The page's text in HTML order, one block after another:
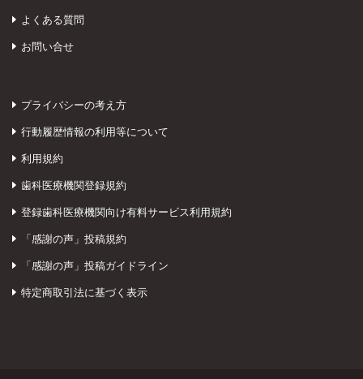
よくある質問
お問い合せ
プライバシーの考え方
行動履歴情報の利用等について
利用規約
歯科医療機関登録規約
登録歯科医療機関向け有料サービス利用規約
「感謝の声」投稿規約
「感謝の声」投稿ガイドライン
特定商取引法に基づく表示